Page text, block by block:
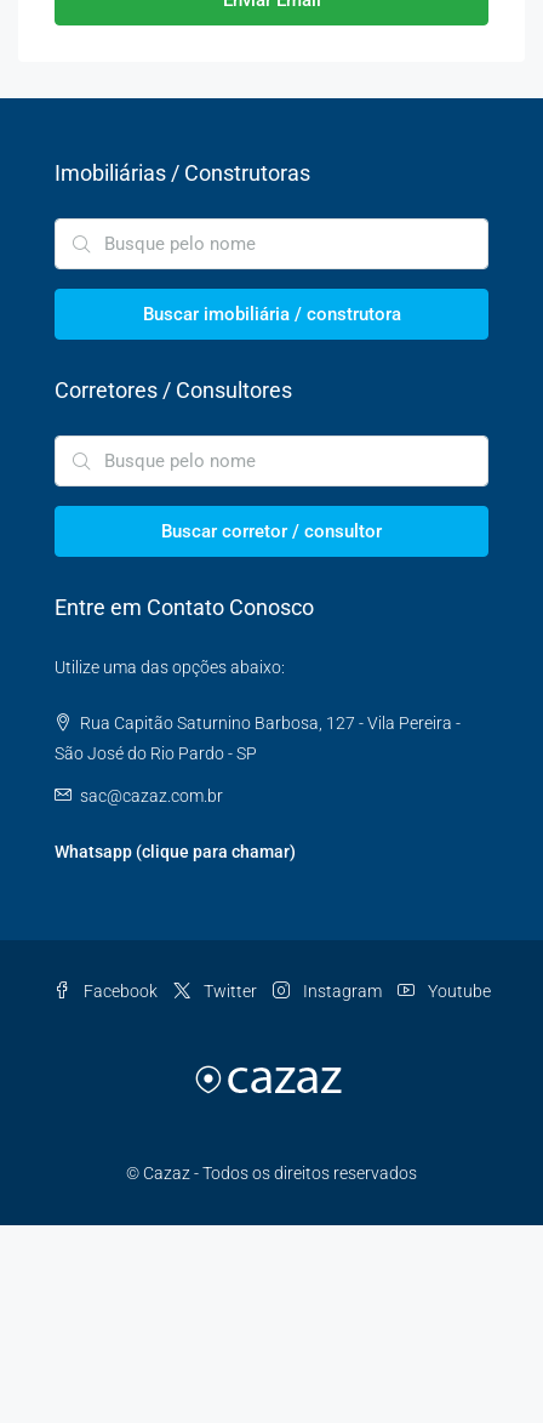
Imobiliárias / Construtoras
Buscar imobiliária / construtora
Corretores / Consultores
Buscar corretor / consultor
Entre em Contato Conosco
Utilize uma das opções abaixo:
Rua Capitão Saturnino Barbosa, 127 - Vila Pereira -
São José do Rio Pardo - SP
sac@cazaz.com.br
Whatsapp (clique para chamar)
Facebook Twitter Instagram Youtube
© Cazaz - Todos os direitos reservados